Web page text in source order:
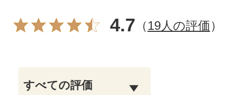
4.7 （19人の評価）